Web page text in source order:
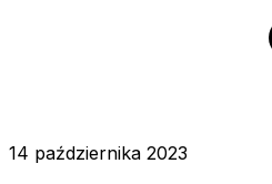
14 października 2023